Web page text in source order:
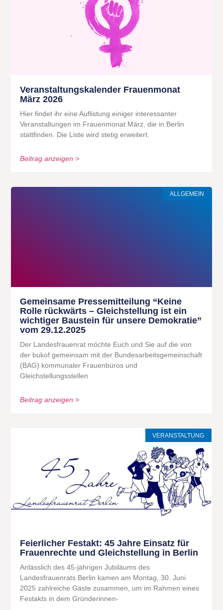
Veranstaltungskalender Frauenmonat
März 2026
Hier findet ihr eine Auflistung einiger interessanter
Veranstaltungen im Frauenmonat März, die in Berlin
stattfinden. Die Liste wird stetig erweitert.
Beitrag anzeigen >
ALLGEMEIN
Gemeinsame Pressemitteilung “Keine
Rolle rückwärts – Gleichstellung ist ein
wichtiger Baustein für unsere Demokratie”
vom 29.12.2025
Der Landesfrauenrat möchte Euch und Sie auf die von
der bukof gemeinsam mit der Bundesarbeitsgemeinschaft
(BAG) kommunaler Frauenbüros und
Gleichstellungsstellen
Beitrag anzeigen >
VERANSTALTUNG
Feierlicher Festakt: 45 Jahre Einsatz für
Frauenrechte und Gleichstellung in Berlin
Anlässlich des 45-jährigen Jubiläums des
Landesfrauenrats Berlin kamen am Montag, 30. Juni
2025 zahlreiche Gäste zusammen, um im Rahmen eines
Festakts in dem Gründerinnen-